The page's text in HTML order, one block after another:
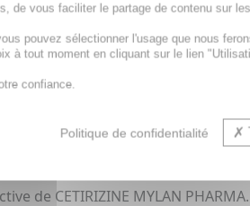
Vos
de CETIRIZINE MYLAN
de vous faciliter le partage de contenu sur
pouvez sélectionner l'usage que nous
à tout moment en cliquant sur le lien
confiance.
Politique de confidentialité